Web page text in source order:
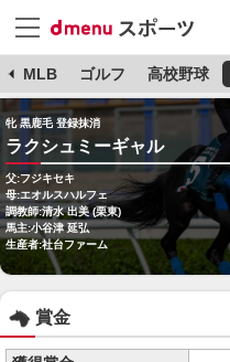
MLB ゴルフ 高校野球
牝 黒鹿毛 登録抹消
ラクシュミーギャル
父:フジキセキ
母:エオルスハルフェ
調教師:清水 出美 (栗東)
馬主:小谷津 延弘
生産者:社台ファーム
賞金